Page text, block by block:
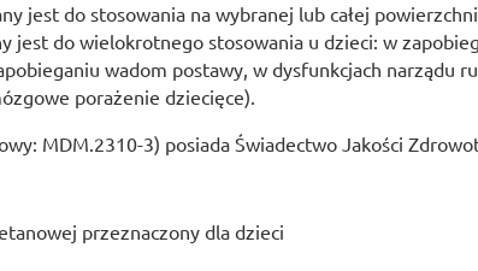
jest do stosowania na wybranej lub całej
jest do wielokrotnego stosowania u dzieci: w
wadom postawy, w dysfunkcjach narządu
porażenie dziecięce).
MDM.2310-3) posiada Świadectwo Jakości
przeznaczony dla dzieci